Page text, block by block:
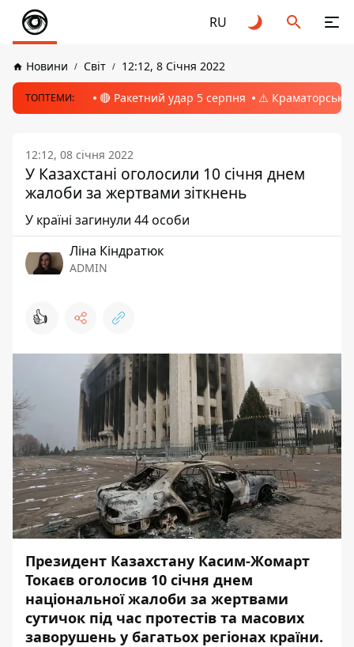
RU
Новини Світ 12:12, 8 Січня 2022
ТОПТЕМИ: 🔴 Ракетний удар 5 серпня ⚠️ Краматорськ,
12:12, 08 січня 2022
У Казахстані оголосили 10 січня днем
жалоби за жертвами зіткнень
У країні загинули 44 особи
Ліна Кіндратюк
ADMIN
👍
Президент Казахстану Касим-Жомарт
Токаєв оголосив 10 січня днем ​​
національної жалоби за жертвами
сутичок під час протестів та масових
заворушень у багатьох регіонах країни.